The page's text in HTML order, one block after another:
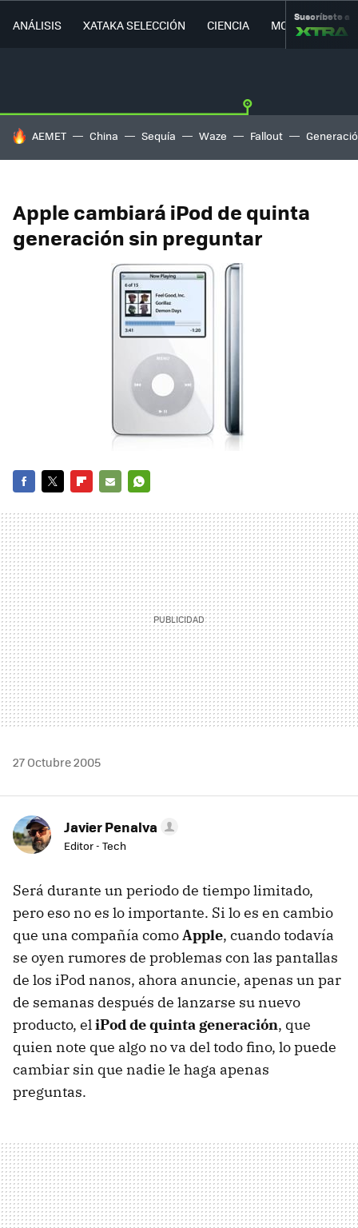
ANÁLISIS XATAKA SELECCIÓN CIENCIA MOVILIDAD
Suscríbete a
HOY SE HABLA DE
AEMET China Sequía Waze Fallout
Apple cambiará iPod de quinta
generación sin preguntar
MAIL
27 Octubre 2005
Javier Penalva
Editor - Tech
Será durante un periodo de tiempo limitado,
pero eso no es lo importante. Si lo es en cambio
que una compañía comoApple, cuando todavía
se oyen rumores de problemas con las pantallas
de los iPod nanos, ahora anuncie, apenas un par
de semanas después de lanzarse su nuevo
producto, eliPod de quinta generación, que
quien note que algo no va del todo fino, lo puede
cambiar sin que nadie le haga apenas
preguntas.